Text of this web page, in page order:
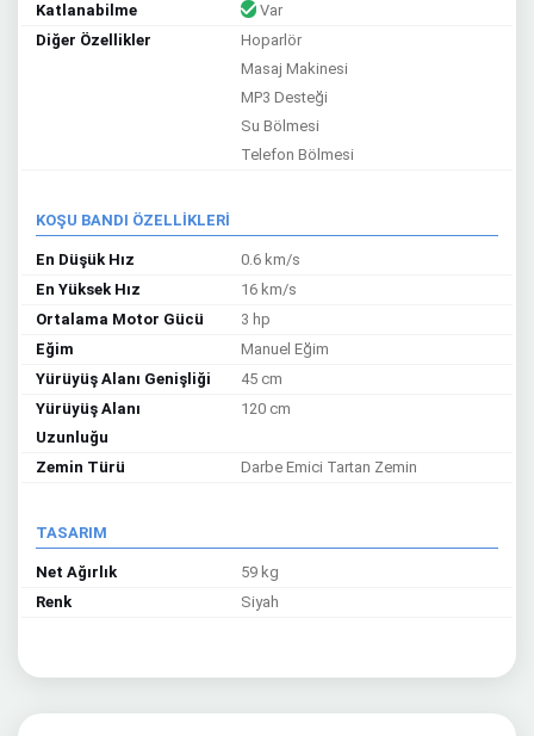
Katlanabilme
Var
Diğer Özellikler
Hoparlör
Masaj Makinesi
MP3 Desteği
Su Bölmesi
Telefon Bölmesi
KOŞU BANDI ÖZELLİKLERİ
En Düşük Hız
0.6 km/s
En Yüksek Hız
16 km/s
Ortalama Motor Gücü
3 hp
Eğim
Manuel Eğim
Yürüyüş Alanı Genişliği
45 cm
Yürüyüş Alanı
Uzunluğu
120 cm
Zemin Türü Darbe Emici Tartan Zemin
TASARIM
Net Ağırlık
59 kg
Renk
Siyah